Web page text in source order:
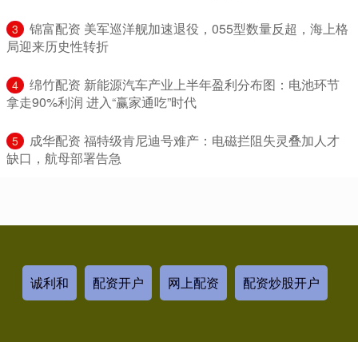
3
​锦富配资 美军巡洋舰加速退役，055型数量反超，海上格
局迎来历史性转折
4
​绵竹配资 新能源汽车产业上半年盈利分布图：电池环节
拿走90%利润 进入“赢家通吃”时代
5
​成华配资 福特级肯尼迪号难产：电磁拦阻失灵叠加人才
缺口，航母部署告急
诚利和 配资开户 网上配资 配资炒股开户